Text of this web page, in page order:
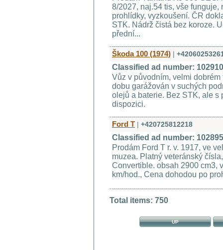
8/2027, naj.54 tis, vše funguje,
prohlídky, vyzkoušení. ČR
STK. Nádrž čistá bez koroze.
přední...
Škoda 100 (1974) |
Classified ad number:
Vůz v původním, velmi
dobu garážován v suchých
olejů a baterie. Bez STK, ale s
dispozici.
Ford T | +420725812218
Classified ad number:
Prodám Ford T r. v. 1917, ve
muzea. Platný veteránský
Convertible. obsah 2900 cm3,
km/hod., Cena dohodou po
Total items: 750
UP